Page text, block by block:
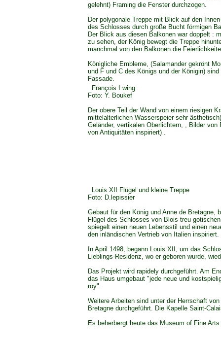
gelehnt) Framing die Fenster durchzogen.
Der polygonale Treppe mit Blick auf den
des Schlosses durch große Bucht förmigen
Der Blick aus diesen Balkonen war doppelt :
zu sehen, der König bewegt die Treppe
manchmal von den Balkonen die
Königliche Embleme, (Salamander gekrönt
und F und C des Königs und der Königin)
Fassade.
François I wing
Foto: Y. Boukef
Der obere Teil der Wand von einem riesigen
mittelalterlichen Wasserspeier sehr
Geländer, vertikalen Oberlichtern, , Bilder von
von Antiquitäten inspiriert) .
Louis XII Flügel und kleine Treppe
Foto: D.lepissier
Gebaut für den König und Anne de Bretagne,
Flügel des Schlosses von Blois treu
spiegelt einen neuen Lebensstil und einen
den inländischen Vertrieb von Italien inspiriert.
In April 1498, begann Louis XII, um das
Lieblings-Residenz, wo er geboren wurde,
Das Projekt wird rapidely durchgeführt. Am
das Haus umgebaut "jede neue und
roy".
Weitere Arbeiten sind unter der Herrschaft
Bretagne durchgeführt. Die Kapelle Saint-
Es beherbergt heute das Museum of Fine